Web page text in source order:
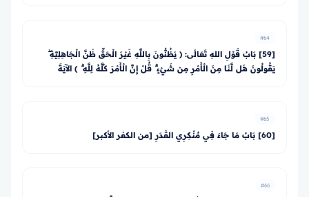
#64
[59] بَابُ قَوْلِ اللهِ تَعَالَى: ﴿ يَظُنُّونَ بِاللَّهِ غَيْرَ الْحَقِّ ظَنَّ الْجَاهِلِيَّةِ ۖ
يَقُولُونَ هَل لَّنَا مِنَ الْأَمْرِ مِن شَيْءٍ ۗ قُلْ إِنَّ الْأَمْرَ كُلَّهُ لِلَّهِ ۗ ﴾ الآيَةَ
#65
[60] بَابُ مَا جَاءَ فِي مُنْكِرِي القَدَرِ [من الكفر الأكبر]
#66